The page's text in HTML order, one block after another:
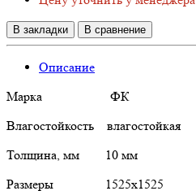
В закладки В сравнение
Описание
Марка ФК
Влагостойкость влагостойкая
Толщина, мм 10 мм
Размеры 1525х1525